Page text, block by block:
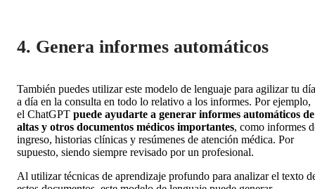
4. Genera informes automáticos
También puedes utilizar este modelo de lenguaje para agilizar tu día
a día en la consulta en todo lo relativo a los informes. Por ejemplo,
el ChatGPT puede ayudarte a generar informes automáticos de
altas y otros documentos médicos importantes, como informes
ingreso, historias clínicas y resúmenes de atención médica. Por
supuesto, siendo siempre revisado por un profesional.
Al utilizar técnicas de aprendizaje profundo para analizar el texto